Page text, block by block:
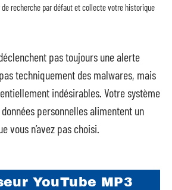
recherche par défaut et collecte votre historique
pas toujours une alerte
techniquement des malwares, mais
indésirables. Votre système
personnelles alimentent un
n’avez pas choisi.
YouTube MP3